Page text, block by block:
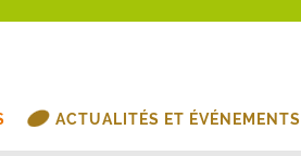
ACTUALITÉS ET ÉVÉNEMENTS